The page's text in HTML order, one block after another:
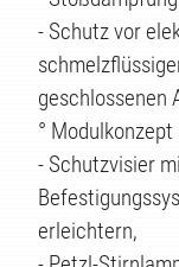
- Schutz vor
geschlossenen
°
- Schutzvisier
erleichtern,